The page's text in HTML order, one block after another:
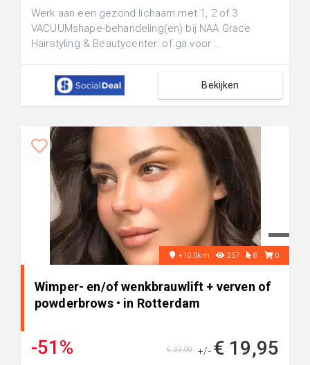
Werk aan een gezond lichaam met 1, 2 of 3
VACUUMshape-behandeling(en) bij NAA Grace
Hairstyling & Beautycenter: of ga voor ...
Bekijken
+10.0km 257 8 0
Wimper- en/of wenkbrauwlift + verven of
powderbrows • in Rotterdam
-51% +/- € 19,95
€ 39,99